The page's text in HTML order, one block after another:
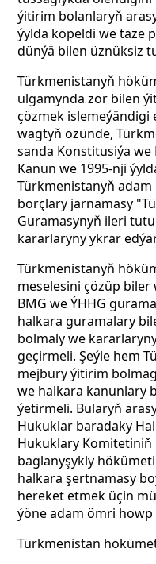
ýitirim bolanlaryň
ýylda köpeldi wetäze
dünýä bilen üznüksiz
Türkmenistanyň
ulgamynda zor bilen
çözmek islemeýändigi
wagtyň özünde,
sanda Konstitusiýa
Kanun we 1995-nji
Türkmenistanyň
borçlary jarnamasy
Guramasynyň ileri
kararlaryny ykrar
Türkmenistanyň
meselesini çözüp biler
BMG we ÝHHG
halkara guramalary
bolmaly we
geçirmeli. Şeýle hem
mejbury ýitirim
we halkara kanunlary
ýetirmeli. Bularyň
Hukuklar baradaky
Hukuklary Komitetiniň
baglanyşykly
halkara şertnamasy
hereket etmek üçin
ýöne adam ömri howp
Türkmenistan